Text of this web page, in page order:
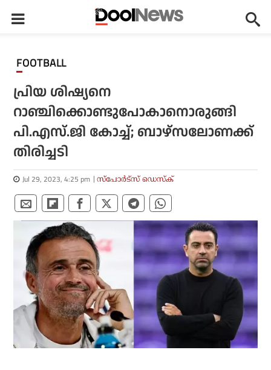
FOOTBALL
പ്രിയ ശിഷ്യനെ
റാഞ്ചിക്കൊണ്ടുപോകാനൊരുങ്ങി
പി.എസ്.ജി കോച്ച്; ബാഴ്‌സലോണക്ക്
തിരിച്ചടി
Jul 29, 2023, 4:25 pm സ്പോര്‍ട്സ് ഡെസ്‌ക്